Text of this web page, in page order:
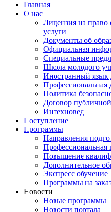
Главная
О нас
Лицензия на право
услуги
Документы об
Официальная
Специальные
Школа молодого
Иностранный язык
Профессиональная
Политика
Договор
Интехновед
Поступление
Программы
Направления
Профессиональная
Повышение
Дополнительное
Экспресс обучение
Программы на заказ
Новости
Новые программы
Новости портала